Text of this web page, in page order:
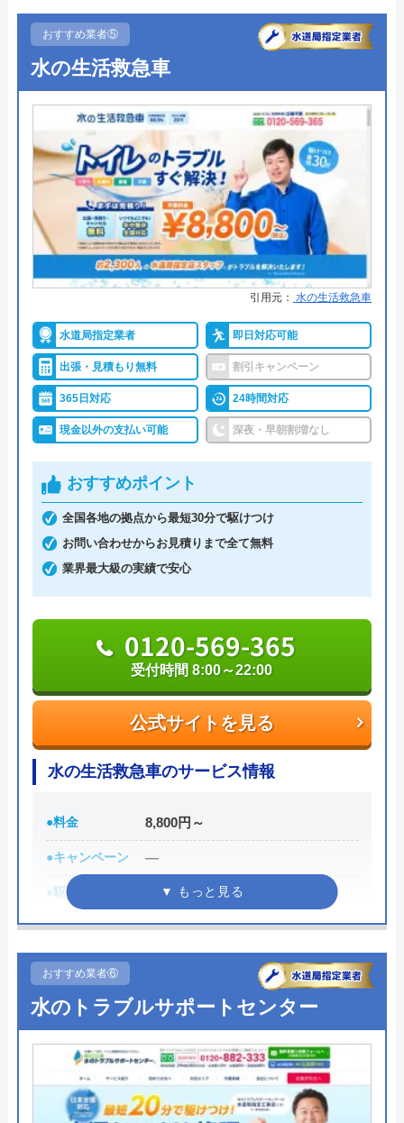
大阪府枚方市高田2-16-12
対応エリア
大阪府、京都府、滋賀県、兵庫県、奈
ライフアップテクニカルのクチコ
ミ on
2.5（2件のクチコミ）
※クチコミの内容について
3 年前
施工して一年経たない蛇口から水漏れ。 ウ
チじゃ出来ないからメーカーに言ってくれと
いう対応。 大人しく言い値で支払う客だけ
で経営してるところです。 アフターサービ
スの意味わかってないところです。気を付け
て下さい。
Googleクチコミを見る
●定休日
●出張見積もり
お見積り・出張費無料※ご成約に
至らない場合は出張費がかかる事
がございます
●支払い方法
現金、クレジットカード、コンビ
ニ決済、QRコード決済、ショッピ
ングローン、デビットカード決
済、銀行決済
●累計実績
依頼件数194万件以上（2023年累
計）
詳細は公式HPでご確認ください
クラシアンがおすすめの理由
クラシアンはTVCMを放送しており、その知名度の
高さは信頼できるポイントです。業界問わず多くの
悪質な業者ではありません。
作業にかかる金額自体は他の業者とそれほど変わら
ず、残念ながら割引等もありませんが、2回目以降
は10%OFFで修理·交換を行ってくれます。作業内
容・費用を説明し、承諾のサインをもらってから作
業に入るので安心です。作業料金とは別に事務手数
料として諸経費がかかるので、費用をしっかりと確
認してから承諾のサインをしましょう。
各市区から認可を受けている水道局指定工事店であ
り、研修制度や資格取得支援などによるスタッフの
を任せることができるでしょう。
公式サイトを見る
0120-511-511
クラシアンの基本情報
運営会社 株式会社クラシアン
代表者 今田健治
おすすめ業者⑤
水の生活救急車
引用元： 水の生活救急車
水道局指定業者 即日対応可能
出張・見積もり無料 割引キャンペーン
365日対応 24時間対応
現金以外の支払い可能 深夜・早朝割増なし
おすすめポイント
全国各地の拠点から最短30分で駆けつけ
お問い合わせからお見積りまで全て無料
業界最大級の実績で安心
公式サイトを見る
0120-569-365
受付時間 8:00～22:00
水の生活救急車のサービス情報
●料金 8,800円～
●キャンペーン ―
●駆けつけ時間 最短30分
●受付時間 8:00-22:00
●定休日
●出張見積もり 出張見積もり無料
●支払い方法 現金、クレジットカード
●累計実績 施工対応数240万件以上
●保証・保険 ―
おすすめ業者⑥
水のトラブルサポートセンター